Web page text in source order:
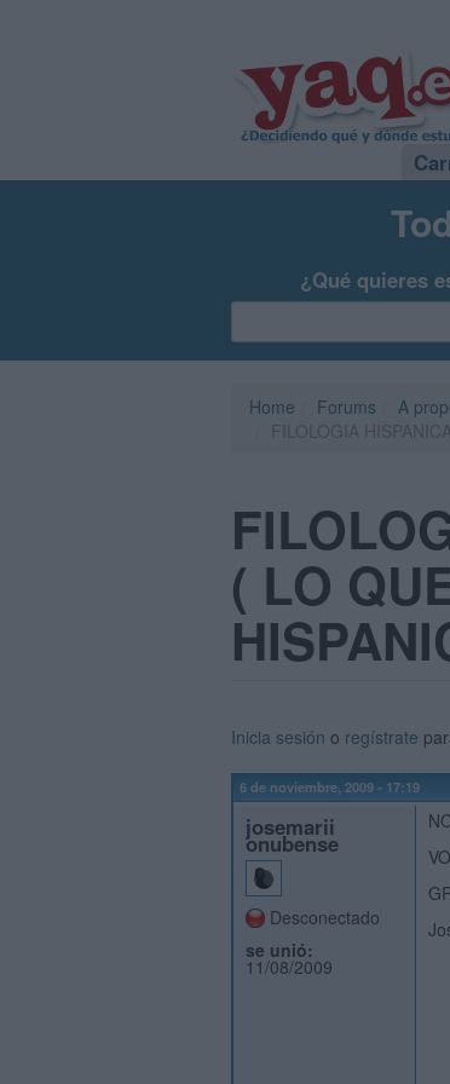
¿Qué quieres
Home Forums A
( LO
Inicia sesión o regístrate
6 de noviembre, 2009 - 17:19
josemarii
onubense
Desconectado
se unió:
11/08/2009